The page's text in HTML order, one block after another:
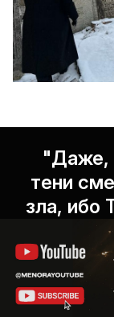
"Даже,
тени
зла, ибо